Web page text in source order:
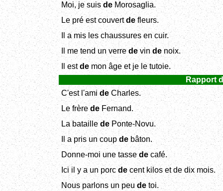
Moi, je suisdeMorosaglia.
Le pré est couvertdefleurs.
Il a mis les chaussures en cuir.
Il me tend un verredevindenoix.
Il estdemon âge et je le tutoie.
Rapport
C'est l'amideCharles.
Le frèredeFernand.
La batailledePonte-Novu.
Il a pris un coup debâton.
Donne-moi une tassedecafé.
Ici il y a un porcdecent kilos et de dix mois.
Nous parlons un peudetoi.